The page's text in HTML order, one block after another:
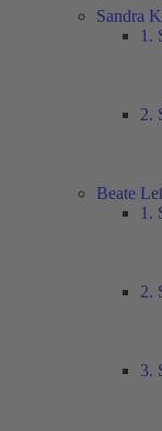
Sandra
1.
2.
Beate
1.
2.
3.